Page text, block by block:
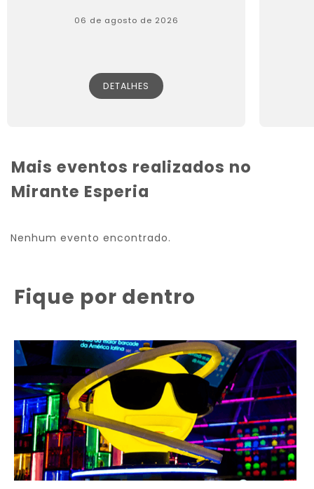
06 de agosto de 2026
DETALHES
Mais eventos realizados no
Mirante Esperia
Nenhum evento encontrado.
Fique por dentro